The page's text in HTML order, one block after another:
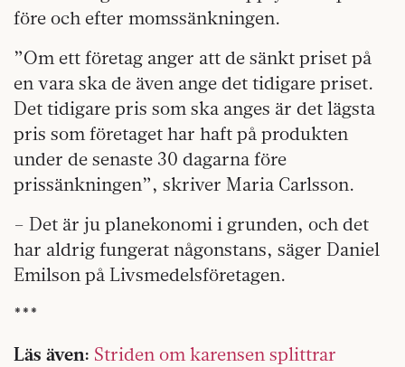
före och efter momssänkningen.
”Om ett företag anger att de sänkt priset på
en vara ska de även ange det tidigare priset.
Det tidigare pris som ska anges är det lägsta
pris som företaget har haft på produkten
under de senaste 30 dagarna före
prissänkningen”, skriver Maria Carlsson.
– Det är ju planekonomi i grunden, och det
har aldrig fungerat någonstans, säger Daniel
Emilson på Livsmedelsföretagen.
***
Läs även: Striden om karensen splittrar